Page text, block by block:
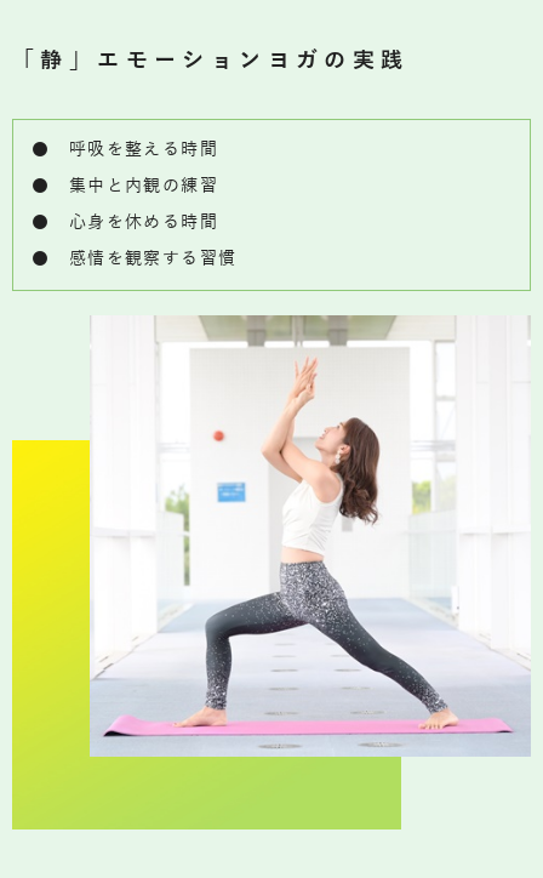
「静」エモーションヨガの実践
● 呼吸を整える時間
● 集中と内観の練習
● 心身を休める時間
● 感情を観察する習慣